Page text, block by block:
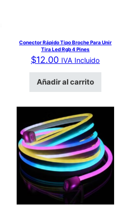
Conector Rápido Tipo Broche Para Unir
Tira Led Rgb 4 Pines
$12.00 IVA Incluido
Añadir al carrito